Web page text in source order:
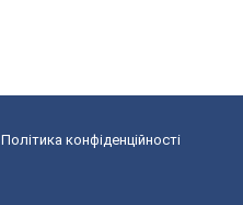
Політика конфіденційності